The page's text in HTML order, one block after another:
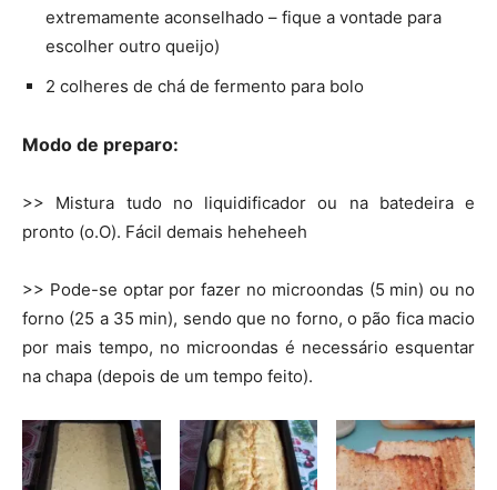
extremamente aconselhado – fique a vontade para
escolher outro queijo)
2 colheres de chá de fermento para bolo
Modo de preparo:
>> Mistura tudo no liquidificador ou na batedeira e
pronto (o.O). Fácil demais heheheeh
>> Pode-se optar por fazer no microondas (5 min) ou no
forno (25 a 35 min), sendo que no forno, o pão fica macio
por mais tempo, no microondas é necessário esquentar
na chapa (depois de um tempo feito).